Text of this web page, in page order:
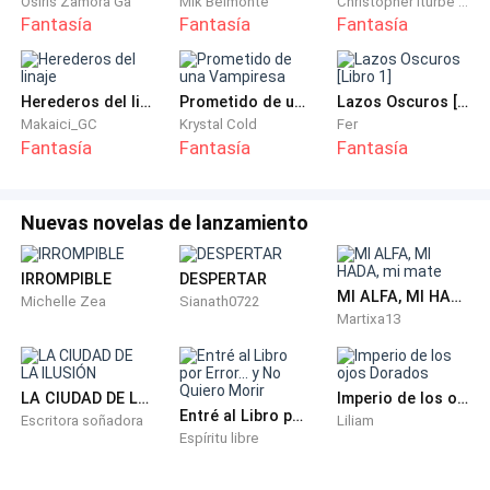
Me miré las manos, apoyadas en el regazo. El vestido
era de una seda tan blanca que parecía emitir luz
propia, sencillo pero hermoso. No era una pieza fina,
era una armadura de gala diseñada para una Thorne
de sangre pura.
conocería a mi loba y celebraría mi ceremonia de
apareamiento, aunque esto último no me hacía mucha
gracia. Si hubiera tenido la oportunidad de elegir,
hubiera preferido la bendición de conocer a mi
verdadero mate, ese que la Diosa Selene le destina a
cada lobo y loba; no un compañero por elección de mi
progenitor.
Fantasía Fantasía Fantasía
Herederos del linaje
Makaici_GC
Fantasía
Prometido de una Vampiresa
Krystal Cold
Fantasía
Lazos Oscuros [Libro 1]
Fer
Fantasía
Nuevas novelas de lanzamiento
IRROMPIBLE
Michelle Zea
️DESPERTAR ️
Sianath0722 MI ALFA, MI HADA, mi mate
Martixa13
LA CIUDAD DE LA ILUSIÓN
Escritora soñadora Entré al Libro por Error... y No Quiero Morir
Espíritu libre
Imperio de los ojos Dorados
Liliam